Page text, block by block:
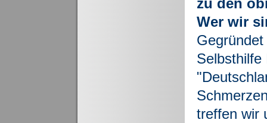
zu den
Wer wir
Selbsthilfe
treffen wir